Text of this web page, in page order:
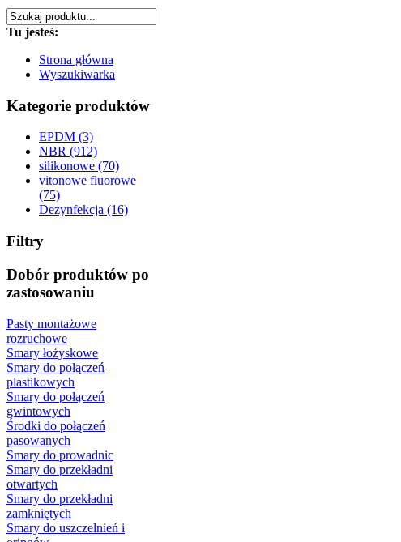
Tu jesteś:
Strona główna
Wyszukiwarka
Kategorie produktów
EPDM (3)
NBR (912)
silikonowe (70)
vitonowe fluorowe
(75)
Dezynfekcja (16)
Filtry
Dobór produktów po
zastosowaniu
Pasty montażowe
rozruchowe
Smary łożyskowe
Smary do połączeń
plastikowych
Smary do połączeń
gwintowych
Środki do połączeń
pasowanych
Smary do prowadnic
Smary do przekładni
otwartych
Smary do przekładni
zamkniętych
Smary do uszczelnień i